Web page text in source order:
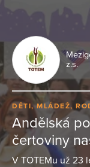
z.s.
DĚTI, MLÁDEŽ,
Andělská
čertoviny
V TOTEMu už 23